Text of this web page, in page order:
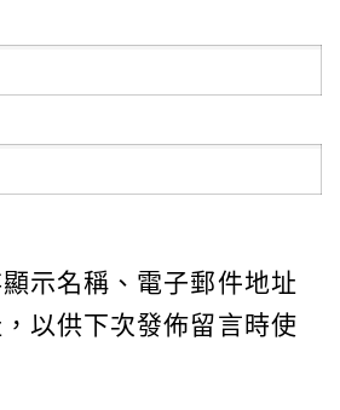
示名稱、電子郵件地址
以供下次發佈留言時使